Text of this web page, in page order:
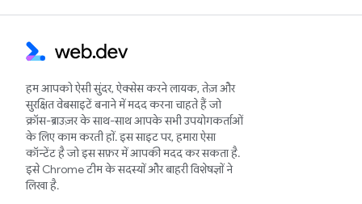
हम आपको ऐसी सुंदर, ऐक्सेस करने लायक, तेज़ और
सुरक्षित वेबसाइटें बनाने में मदद करना चाहते हैं जो
क्रॉस-ब्राउज़र के साथ-साथ आपके सभी उपयोगकर्ताओं
के लिए काम करती हों. इस साइट पर, हमारा ऐसा
कॉन्टेंट है जो इस सफ़र में आपकी मदद कर सकता है.
इसे Chrome टीम के सदस्यों और बाहरी विशेषज्ञों ने
लिखा है.